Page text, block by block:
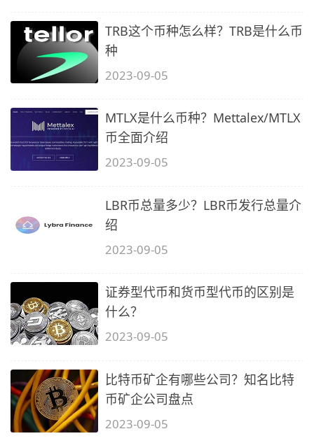
TRB这个币种怎么样？TRB是什么币
种
2023-09-05
MTLX是什么币种？Mettalex/MTLX
币全面介绍
2023-09-05
LBR币总量多少？LBR币发行总量介
绍
2023-09-05
证券型代币和货币型代币的区别是
什么？
2023-09-05
比特币矿企有哪些公司？知名比特
币矿企公司盘点
2023-09-05